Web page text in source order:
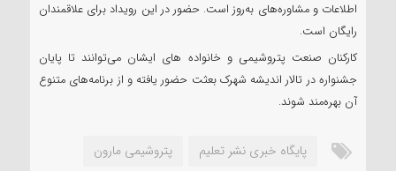
اطلاعات و مشاوره‌های به‌روز است. حضور در این رویداد برای علاقمندان
رایگان است.
کارکنان صنعت پتروشیمی و خانواده های ایشان می‌توانند تا پایان
جشنواره در تالار اندیشه شهرک بعثت حضور یافته و از برنامه‌های متنوع
آن بهره‌مند‌ شوند.
پایگاه خبری نشر تعلیم پتروشیمی مارون